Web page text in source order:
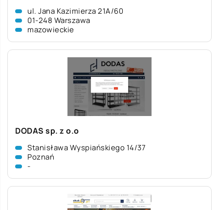
ul. Jana Kazimierza 21A/60
01-248 Warszawa
mazowieckie
DODAS sp. z o.o
Stanisława Wyspiańskiego 14/37
Poznań
-